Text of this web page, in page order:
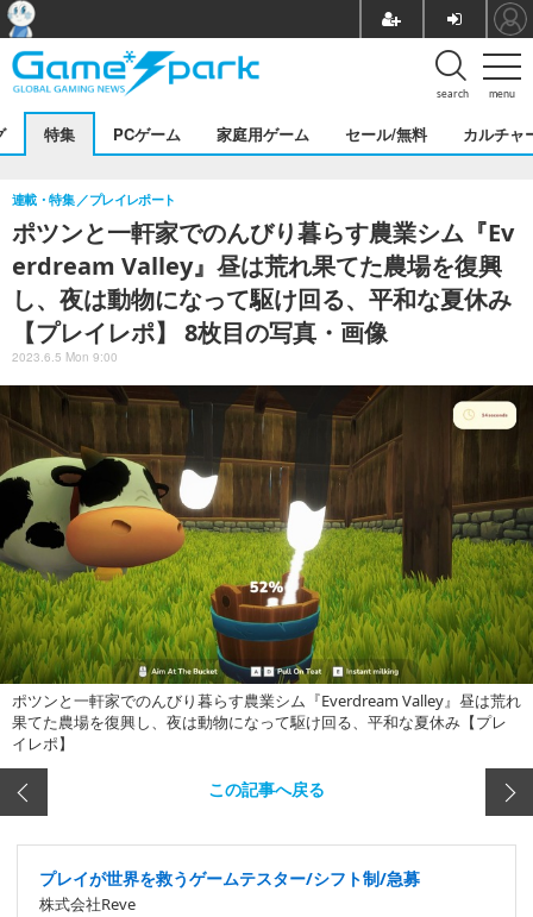
menu
search
特集 PCゲーム 家庭用ゲーム セール/無料 カルチャ
ポツンと一軒家でのんびり暮らす農業シム『Ev
erdream Valley』昼は荒れ果てた農場を復興
し、夜は動物になって駆け回る、平和な夏休み
【プレイレポ】 8枚目の写真・画像
連載・特集 プレイレポート
2023.6.5 Mon 9:00
ポツンと一軒家でのんびり暮らす農業シム『Everdream Valley』昼は荒れ
果てた農場を復興し、夜は動物になって駆け回る、平和な夏休み【プレ
イレポ】
この記事へ戻る
プレイが世界を救うゲームテスター/シフト制/急募
株式会社Reve